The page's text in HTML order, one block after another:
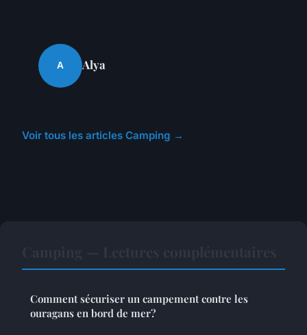
A Alya
Voir tous les articles Camping →
Comment sécuriser un campement contre les
ouragans en bord de mer?